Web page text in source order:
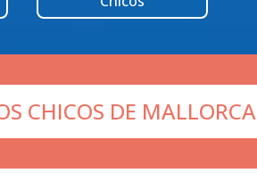
CHICOS DE MALLORCA